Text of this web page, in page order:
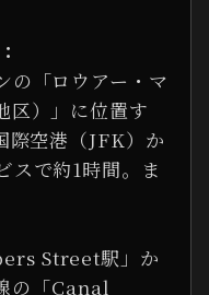
の「ロウアー・マ
区）」に位置す
際空港（JFK）か
スで約1時間。ま
Street駅」か
の「Canal